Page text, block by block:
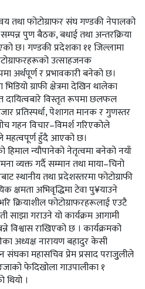
तथा फोटोग्राफर संघ गण्डकी नेपालको
पुण बैठक, बधाई तथा अन्तरक्रिया
छ। गण्डकी प्रदेशका ११ जिल्लामा
उत्साहजनक
अर्थपूर्ण र प्रभावकारी बनेको छ।
ग्राफी क्षेत्रमा देखिन थालेका
विस्तृत रूपमा छलफल
प्रतिस्पर्धा, पेशागत मानक र गुणस्तर
गहन विचार–विमर्श गरिएकोले
महत्वपूर्ण हुँदै आएको छ।
हिमाल न्यौपानेको नेतृत्वमा बनेको नयाँ
व्यक्त गर्दै सम्मान तथा माया–चिनो
स्थानीय तथा प्रदेशस्तरमा फोटोग्राफी
क्षमता अभिवृद्धिमा टेवा पु¥याउने
क्रियाशील फोटोग्राफरहरूलाई एउटै
साझा गराउने यो कार्यक्रम आगामी
विश्वास राखिएको छ । कार्यक्रमको
अध्यक्ष नारायण बहादुर केसी
संघका महासचिव प्रेम प्रसाद पराजुुलीले
फेदिखोला गाउपालीका १
।